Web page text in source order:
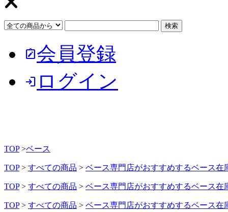
note_alt会員登録
login ログイン
TOP >ベース
TOP > すべての商品 > ベース専門店がおすすめするベース在
TOP > すべての商品 > ベース専門店がおすすめするベース在
TOP > すべての商品 > ベース専門店がおすすめするベース在